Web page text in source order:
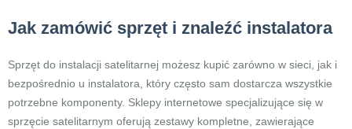
Jak zamówić sprzęt i znaleźć instalatora
Sprzęt do instalacji satelitarnej możesz kupić zarówno w sieci, jak i
bezpośrednio u instalatora, który często sam dostarcza wszystkie
potrzebne komponenty. Sklepy internetowe specjalizujące się w
sprzęcie satelitarnym oferują zestawy kompletne, zawierające